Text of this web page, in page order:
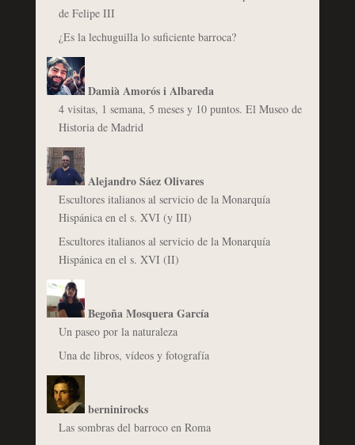
de Felipe III
¿Es la lechuguilla lo suficiente barroca?
Damià Amorós i Albareda
4 visitas, 1 semana, 5 meses y 10 puntos. El Museo de
Historia de Madrid
Alejandro Sáez Olivares
Escultores italianos al servicio de la Monarquía
Hispánica en el s. XVI (y III)
Escultores italianos al servicio de la Monarquía
Hispánica en el s. XVI (II)
Begoña Mosquera García
Un paseo por la naturaleza
Una de libros, vídeos y fotografía
berninirocks
Las sombras del barroco en Roma